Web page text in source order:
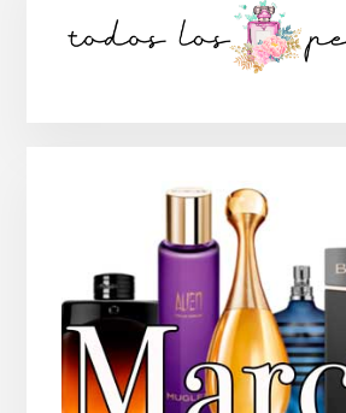
lateral